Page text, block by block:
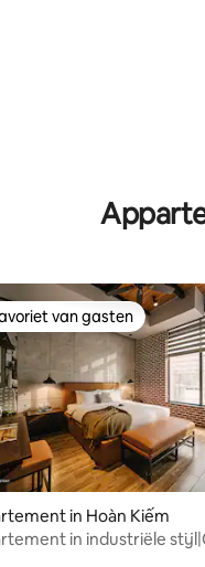
van 4,85 op 5, 48
van 5 op 5, 12
van gasten
van gasten
in Hoàn Kiếm
in industriële